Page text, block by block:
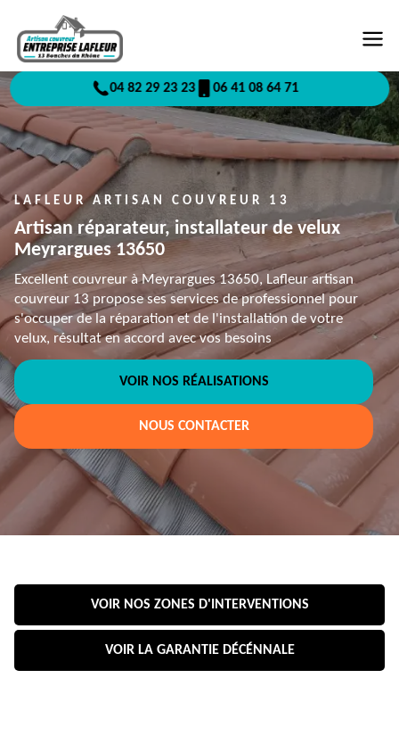
04 82 29 23 23 06 41 08 64 71
LAFLEUR ARTISAN COUVREUR 13
Artisan réparateur, installateur de velux
Meyrargues 13650
Excellent couvreur à Meyrargues 13650, Lafleur artisan
couvreur 13 propose ses services de professionnel pour
s'occuper de la réparation et de l'installation de votre
velux, résultat en accord avec vos besoins
VOIR NOS RÉALISATIONS
NOUS CONTACTER
VOIR NOS ZONES D'INTERVENTIONS
VOIR LA GARANTIE DÉCÉNNALE